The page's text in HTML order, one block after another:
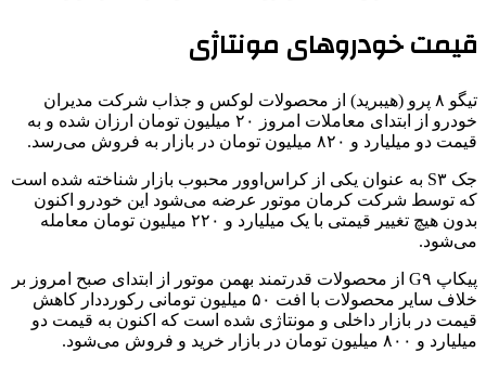
قیمت خودروهای مونتاژی
تیگو ۸ پرو (هیبرید) از محصولات لوکس و جذاب شرکت مدیران
خودرو از ابتدای معاملات امروز ۲۰ میلیون تومان ارزان شده و به
قیمت دو میلیارد و ۸۲۰ میلیون تومان در بازار به فروش می‌رسد.
جک S۳ به عنوان یکی از کراس‌اوور محبوب بازار شناخته شده است
که توسط شرکت کرمان موتور عرضه می‌شود این خودرو اکنون
بدون هیچ تغییر قیمتی با یک میلیارد و ۲۲۰ میلیون تومان معامله
می‌شود.
پیکاپ G۹ از محصولات قدرتمند بهمن موتور از ابتدای صبح امروز بر
خلاف سایر محصولات با افت ۵۰ میلیون تومانی رکورددار کاهش
قیمت در بازار داخلی و مونتاژی شده است که اکنون به قیمت دو
میلیارد و ۸۰۰ میلیون تومان در بازار خرید و فروش می‌شود.